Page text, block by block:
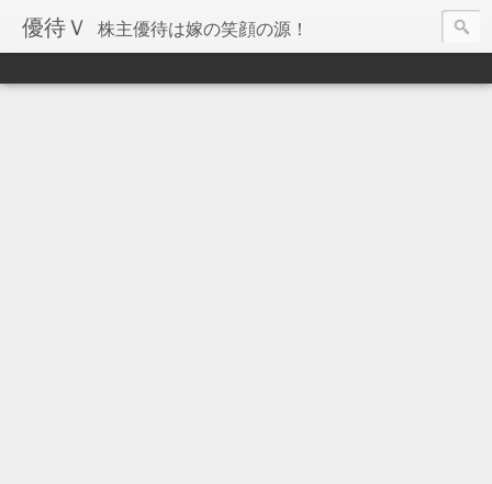
優待Ｖ 株主優待は嫁の笑顔の源！